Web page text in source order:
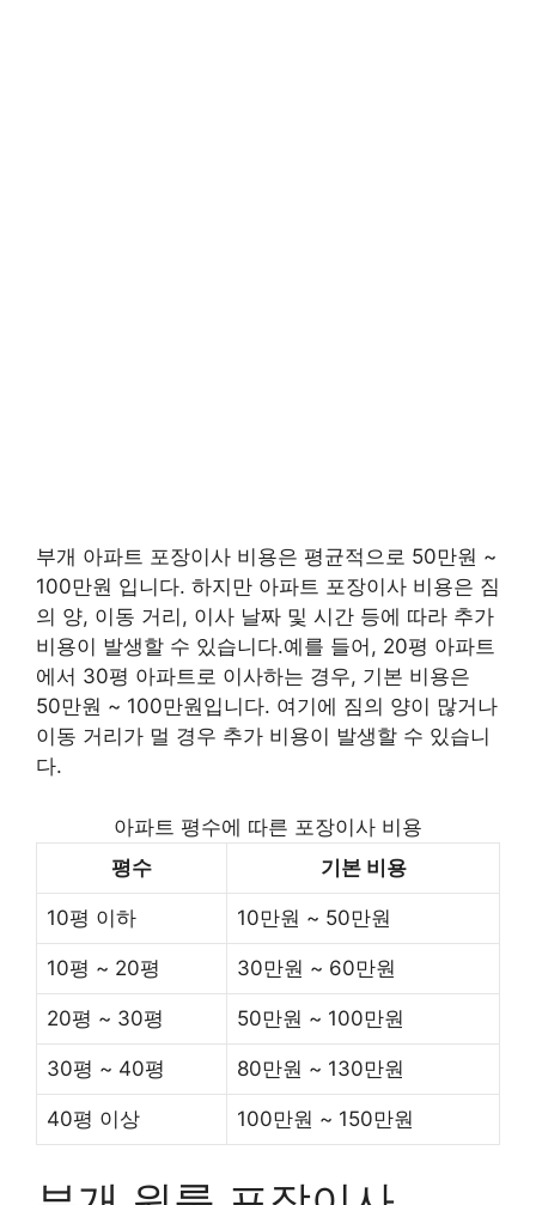
부개 아파트 포장이사 비용은 평균적으로 50만원 ~
100만원 입니다. 하지만 아파트 포장이사 비용은 짐
의 양, 이동 거리, 이사 날짜 및 시간 등에 따라 추가
비용이 발생할 수 있습니다.예를 들어, 20평 아파트
에서 30평 아파트로 이사하는 경우, 기본 비용은
50만원 ~ 100만원입니다. 여기에 짐의 양이 많거나
이동 거리가 멀 경우 추가 비용이 발생할 수 있습니
다.
아파트 평수에 따른 포장이사 비용
평수
기본 비용
10평 이하 10만원 ~ 50만원
10평 ~ 20평 30만원 ~ 60만원
20평 ~ 30평 50만원 ~ 100만원
30평 ~ 40평 80만원 ~ 130만원
40평 이상 100만원 ~ 150만원